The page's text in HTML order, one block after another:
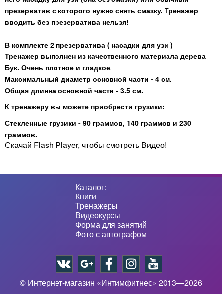
презерватив с которого нужно снять смазку. Тренажер
вводить без презерватива нельзя!
В комплекте 2 презерватива ( насадки для узи )
Тренажер выполнен из качественного материала дерева
Бук. Очень плотное и гладкое.
Максимальный диаметр основной части - 4 см.
Общая длинна основной части - 3.5 см.
К тренажеру вы можете приобрести грузики:
Стекленные грузики - 90 граммов, 140 граммов и 230
граммов.
Скачай Flash Player, чтобы смотреть Видео!
Каталог:
Книги
Тренажеры
Видеокурсы
Форма для занятий
Фото с автографом
© Интернет-магазин «Интимфитнес» 2013—2026